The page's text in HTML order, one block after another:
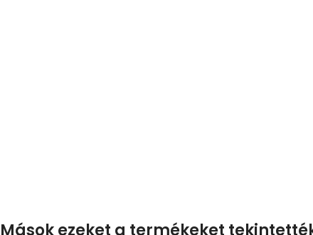
Mások ezeket a termékeket